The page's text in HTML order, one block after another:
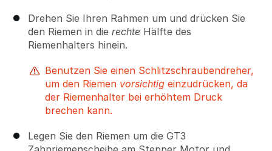
Drehen Sie Ihren Rahmen um und drücken Sie
den Riemen in die rechte Hälfte des
Riemenhalters hinein.
Benutzen Sie einen Schlitzschraubendreher,
um den Riemen vorsichtig einzudrücken, da
der Riemenhalter bei erhöhtem Druck
brechen kann.
Legen Sie den Riemen um die GT3